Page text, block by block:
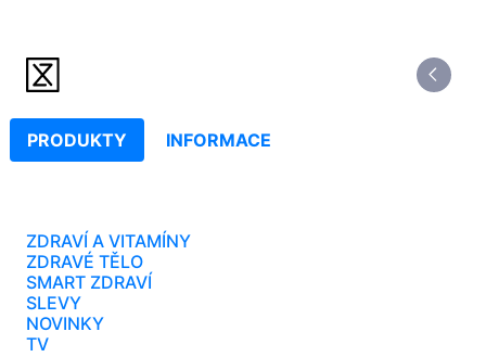
PRODUKTY INFORMACE
ZDRAVÍ A VITAMÍNY
ZDRAVÉ TĚLO
SMART ZDRAVÍ
SLEVY
NOVINKY
TV